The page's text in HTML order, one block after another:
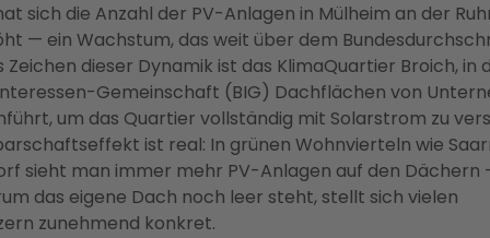
sich die Anzahl der PV-Anlagen in Mülheim an der
— ein Wachstum, das weit über dem
dieser Dynamik ist das KlimaQuartier Broich, in
Gemeinschaft (BIG) Dachflächen von
um das Quartier vollständig mit Solarstrom zu
ist real: In grünen Wohnvierteln wie
sieht man immer mehr PV-Anlagen auf den Dächern
das eigene Dach noch leer steht, stellt sich vielen
zunehmend konkret.